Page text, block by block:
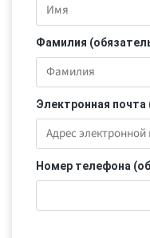
Фамилия
Электронная почта
Номер телефона